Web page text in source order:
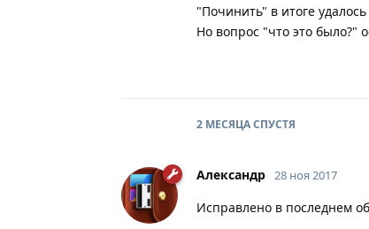
"Починить" в итоге
Но вопрос "что это было?"
2 МЕСЯЦАСПУСТЯ
Александр 28 ноя 2017
Исправлено в последнем